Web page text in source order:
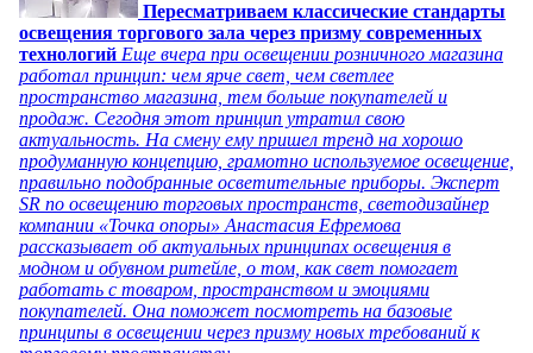
Пересматриваем классические стандарты
освещения торгового зала через призму современных
технологий Еще вчера при освещении розничного магазина
работал принцип: чем ярче свет, чем светлее
пространство магазина, тем больше покупателей и
продаж. Сегодня этот принцип утратил свою
актуальность. На смену ему пришел тренд на хорошо
продуманную концепцию, грамотно используемое освещение,
правильно подобранные осветительные приборы. Эксперт
SR по освещению торговых пространств, светодизайнер
компании «Точка опоры» Анастасия Ефремова
рассказывает об актуальных принципах освещения в
модном и обувном ритейле, о том, как свет помогает
работать с товаром, пространством и эмоциями
покупателей. Она поможет посмотреть на базовые
принципы в освещении через призму новых требований к